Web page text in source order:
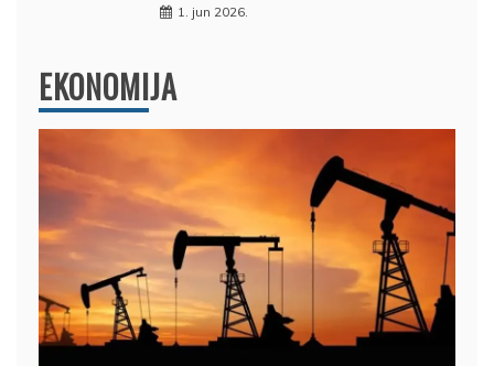
1. jun 2026.
EKONOMIJA